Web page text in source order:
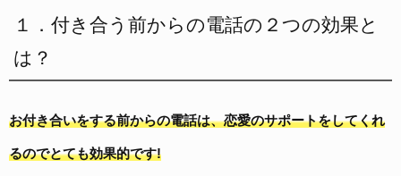
１．付き合う前からの電話の２つの効果と
は？
お付き合いをする前からの電話は、恋愛のサポートをしてくれ
るのでとても効果的です!